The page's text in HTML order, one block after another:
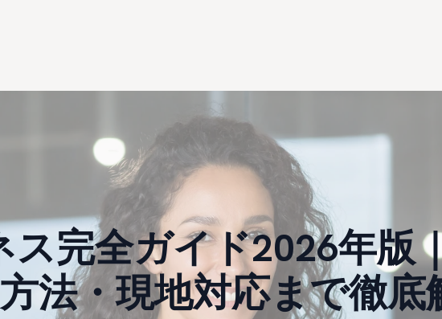
完全ガイド2026年版
法・現地対応まで徹底